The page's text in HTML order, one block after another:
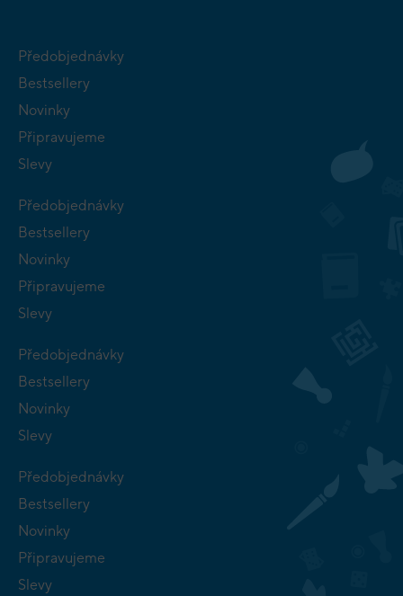
Předobjednávky
Bestsellery
Novinky
Připravujeme
Slevy
Předobjednávky
Bestsellery
Novinky
Připravujeme
Slevy
Předobjednávky
Bestsellery
Novinky
Slevy
Předobjednávky
Bestsellery
Novinky
Připravujeme
Slevy